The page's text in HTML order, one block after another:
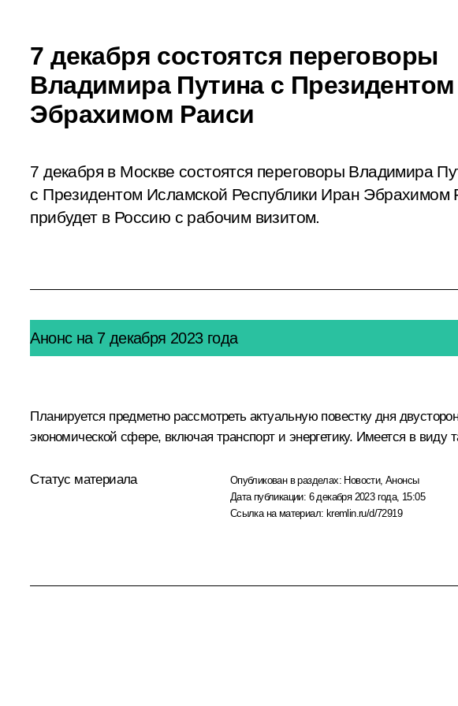
7 декабря состоятся переговоры
Владимира Путина с
Эбрахимом Раиси
7 декабря в Москве состоятся переговоры Владимира
с Президентом Исламской Республики Иран Эбрахимом
прибудет в Россию с рабочим визитом.
Анонс на 7 декабря 2023 года
Планируется предметно рассмотреть актуальную повестку дня
экономической сфере, включая транспорт и энергетику. Имеется в
Статус материала Опубликован в разделах: Новости,Анонсы
Дата публикации: 6 декабря 2023 года, 15:05
Ссылка на материал: kremlin.ru/d/72919